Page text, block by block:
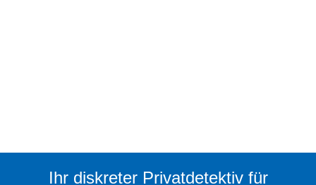
Ihr diskreter Privatdetektiv für